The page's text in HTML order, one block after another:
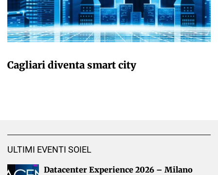
Cagliari diventa smart city
ULTIMI EVENTI SOIEL
Datacenter Experience 2026 – Milano